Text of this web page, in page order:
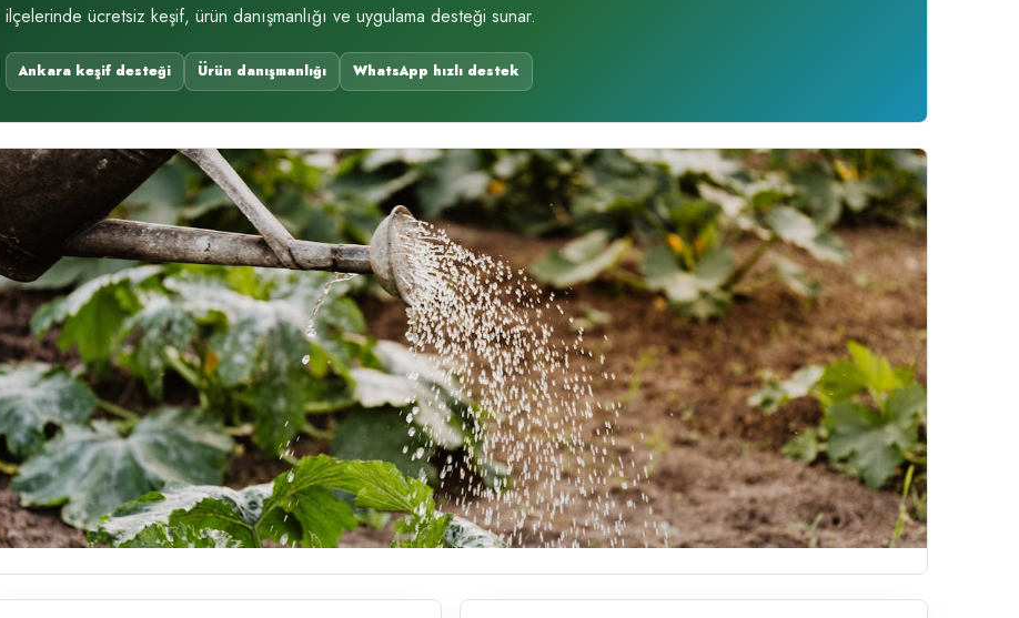
ilçelerinde ücretsiz keşif, ürün danışmanlığı ve uygulama desteği sunar.
Ankara keşif desteği Ürün danışmanlığı WhatsApp hızlı destek